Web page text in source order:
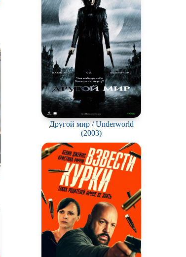
Другой мир / Underworld
(2003)